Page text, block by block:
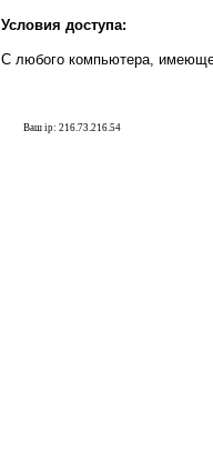
Условия доступа:
С любого компьютера,
Ваш ip: 216.73.216.54